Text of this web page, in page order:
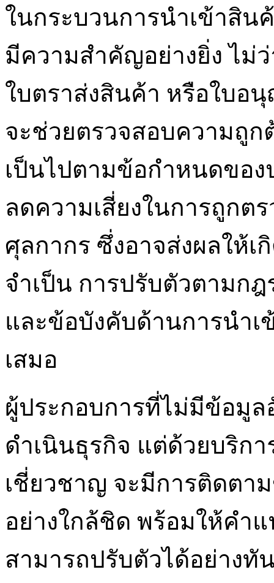
ในกระบวนการนำเข้าสิน
มีความสำคัญอย่างยิ่ง ไม่
ใบตราส่งสินค้า หรือใบอ
จะช่วยตรวจสอบความถูก
เป็นไปตามข้อกำหนดของ
ลดความเสี่ยงในการถูกต
ศุลกากร ซึ่งอาจส่งผลให้เ
จำเป็น การปรับตัวตามก
และข้อบังคับด้านการนำเ
เสมอ
ผู้ประกอบการที่ไม่มีข้อมู
ดำเนินธุรกิจ แต่ด้วยบริกา
เชี่ยวชาญ จะมีการติดตา
อย่างใกล้ชิด พร้อมให้คำ
สามารถปรับตัวได้อย่างทั